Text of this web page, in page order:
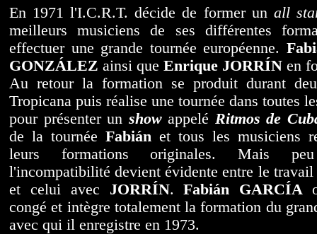
En 1971 l'I.C.R.T. décide de former un all
meilleurs musiciens de ses différentes
effectuer une grande tournée européenne.
GONZÁLEZ ainsi que Enrique JORRÍN en
Au retour la formation se produit durant
Tropicana puis réalise une tournée dans toutes
pour présenter un showappelé Ritmos de
de la tournée Fabián et tous les musiciens
leurs formations originales. Mais
l'incompatibilité devient évidente entre le
et celui avec JORRÍN.Fabián GARCÍA
congé et intègre totalement la formation du
avec qui il enregistre en 1973.